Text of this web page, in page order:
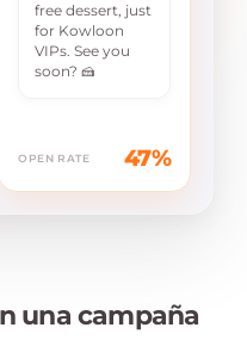
free dessert, just
for Kowloon
VIPs. See you
soon? 🍰
OPEN RATE 47%
una campaña